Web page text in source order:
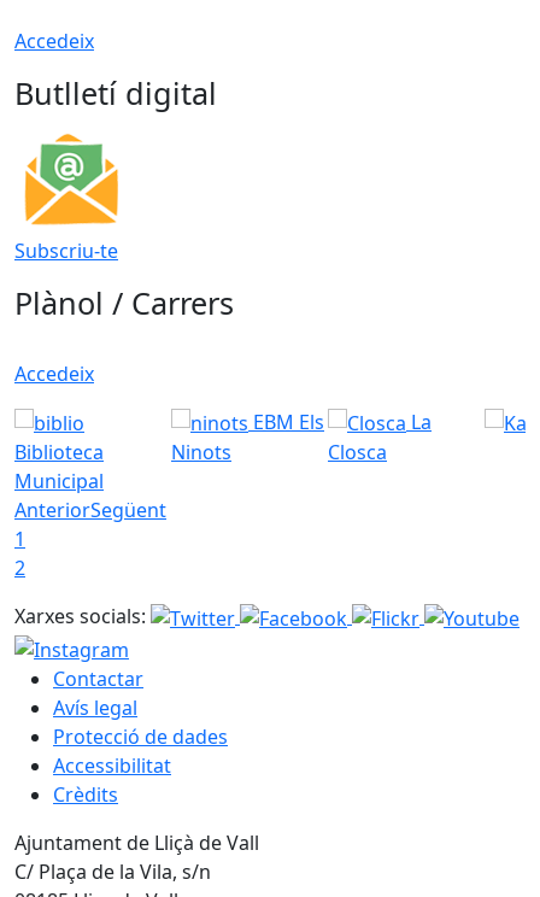
Accedeix
Butlletí digital
Subscriu-te
Plànol / Carrers
Accedeix
Biblioteca
Municipal
EBM Els
Ninots
La
Closca
AnteriorSegüent
1
2
Xarxes socials:
Contactar
Avís legal
Protecció de dades
Accessibilitat
Crèdits
Ajuntament de Lliçà de Vall
C/ Plaça de la Vila, s/n